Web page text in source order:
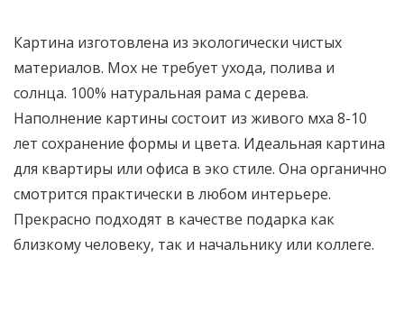
Картина изготовлена из экологически чистых
материалов. Мох не требует ухода, полива и
солнца. 100% натуральная рама с дерева.
Наполнение картины состоит из живого мха 8-10
лет сохранение формы и цвета. Идеальная картина
для квартиры или офиса в эко стиле. Она органично
смотрится практически в любом интерьере.
Прекрасно подходят в качестве подарка как
близкому человеку, так и начальнику или коллеге.